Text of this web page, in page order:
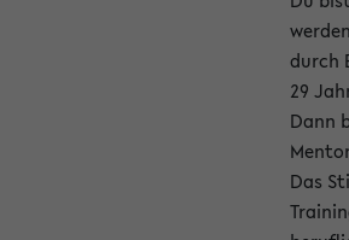
durch
29
Dann
Das